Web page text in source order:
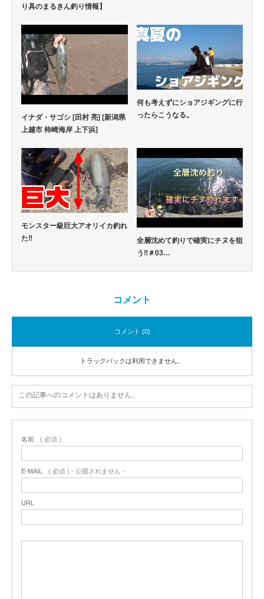
り具のまるきん釣り情報】
イナダ・サゴシ [田村 亮] [新潟県
上越市 柿崎海岸 上下浜]
何も考えずにショアジギングに行
ったらこうなる。
モンスター級巨大アオリイカ釣れ
た‼
全層沈めて釣りで確実にチヌを狙
う‼️＃03…
コメント
コメント (0)
トラックバックは利用できません。
この記事へのコメントはありません。
名前 ( 必須 )
E-MAIL ( 必須 ) - 公開されません -
URL